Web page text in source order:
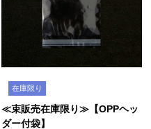
在庫限り
≪束販売在庫限り≫【OPPヘッ
ダー付袋】